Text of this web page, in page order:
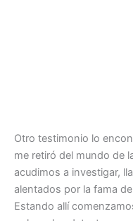
Otro testimonio lo
me retiró del mundo de
acudimos a investigar,
alentados por la fama
Estando allí